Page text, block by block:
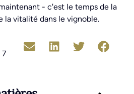
- c'est le temps de la
la vitalité dans le vignoble.
7